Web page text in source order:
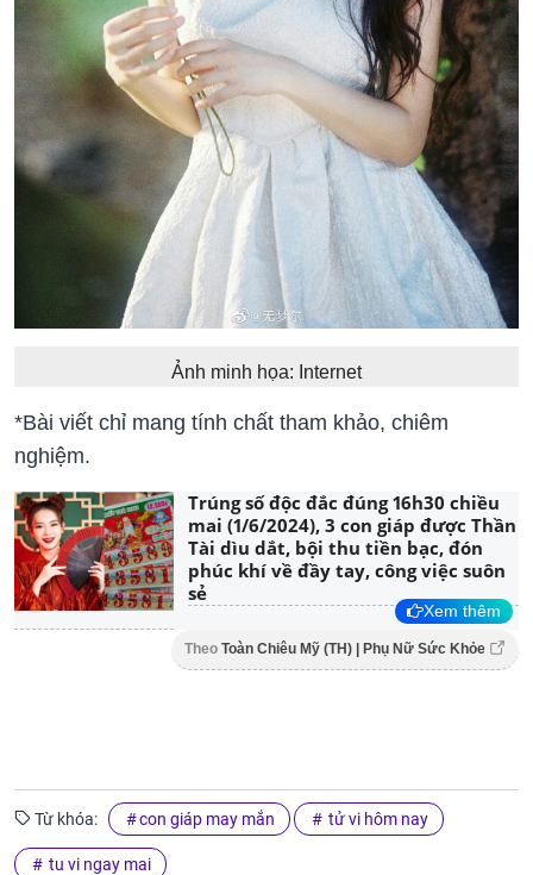
Ảnh minh họa: Internet
*Bài viết chỉ mang tính chất tham khảo, chiêm
nghiệm.
Trúng số độc đắc đúng 16h30 chiều
mai (1/6/2024), 3 con giáp được Thần
Tài dìu dắt, bội thu tiền bạc, đón
phúc khí về đầy tay, công việc suôn
sẻ
Xem thêm
Theo Toàn Chiêu Mỹ (TH) | Phụ Nữ Sức Khỏe
Từ khóa: con giáp may mắn tử vi hôm nay
tu vi ngay mai